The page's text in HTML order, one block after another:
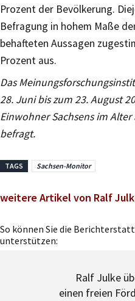
Prozent der Bevölkerung.
Befragung in hohem Maße
behafteten Aussagen
Prozent aus.
Das
28. Juni bis zum 23. August
Einwohner Sachsens im
befragt.
TAGS Sachsen-Monitor
weitere Artikel von Ralf
So können Sie die
unterstützen:
Ralf Julke
einen freien